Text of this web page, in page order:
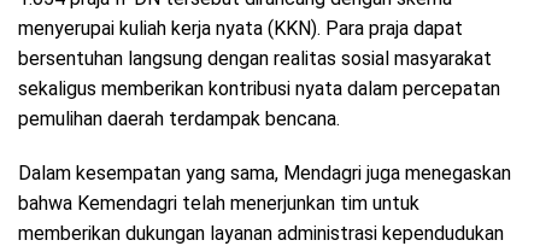
menyerupai kuliah kerja nyata (KKN). Para praja dapat
bersentuhan langsung dengan realitas sosial masyarakat
sekaligus memberikan kontribusi nyata dalam percepatan
pemulihan daerah terdampak bencana.
Dalam kesempatan yang sama, Mendagri juga menegaskan
bahwa Kemendagri telah menerjunkan tim untuk
memberikan dukungan layanan administrasi kependudukan